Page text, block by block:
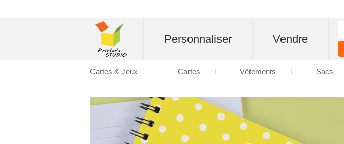
Personnaliser Vendre
Cartes & Jeux Cartes Vêtements Sacs